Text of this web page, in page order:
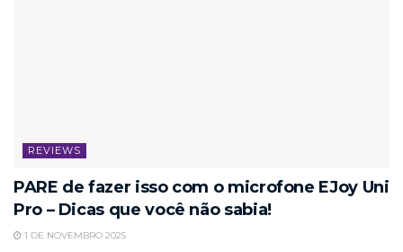
REVIEWS
PARE de fazer isso com o microfone EJoy Uni
Pro – Dicas que você não sabia!
1 DE NOVEMBRO 2025